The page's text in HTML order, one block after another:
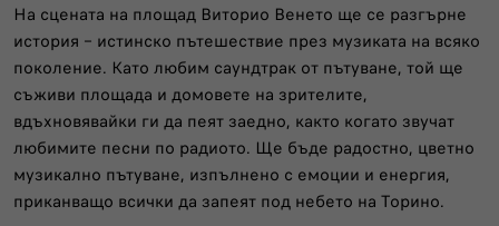
На сцената на площад Виторио Венето ще се разгърне
история – истинско пътешествие през музиката на всяко
поколение. Като любим саундтрак от пътуване, той ще
съживи площада и домовете на зрителите,
вдъхновявайки ги да пеят заедно, както когато звучат
любимите песни по радиото. Ще бъде радостно, цветно
музикално пътуване, изпълнено с емоции и енергия,
приканващо всички да запеят под небето на Торино.